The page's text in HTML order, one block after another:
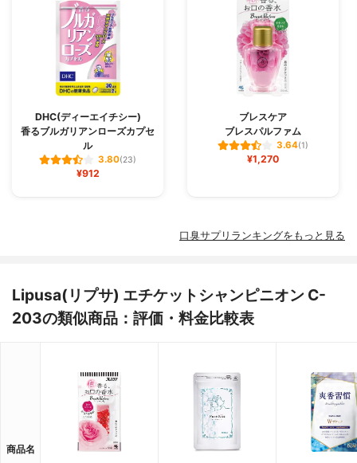
DHC(ディーエイチシー)
香るブルガリアンローズカプセ
ル
3.80(23)
¥912
ブレスケア
ブレスパルファム
3.64(1)
¥1,270
口臭サプリランキングをもっと見る
Lipusa(リプサ) エチケットシャンピニオン C-
203の類似商品：評価・料金比較表
商品名